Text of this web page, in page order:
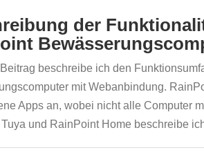
der
Beitrag beschreibe ich den
mit Webanbindung.
Apps an, wobei nicht alle Computer
und RainPoint Home beschreibe